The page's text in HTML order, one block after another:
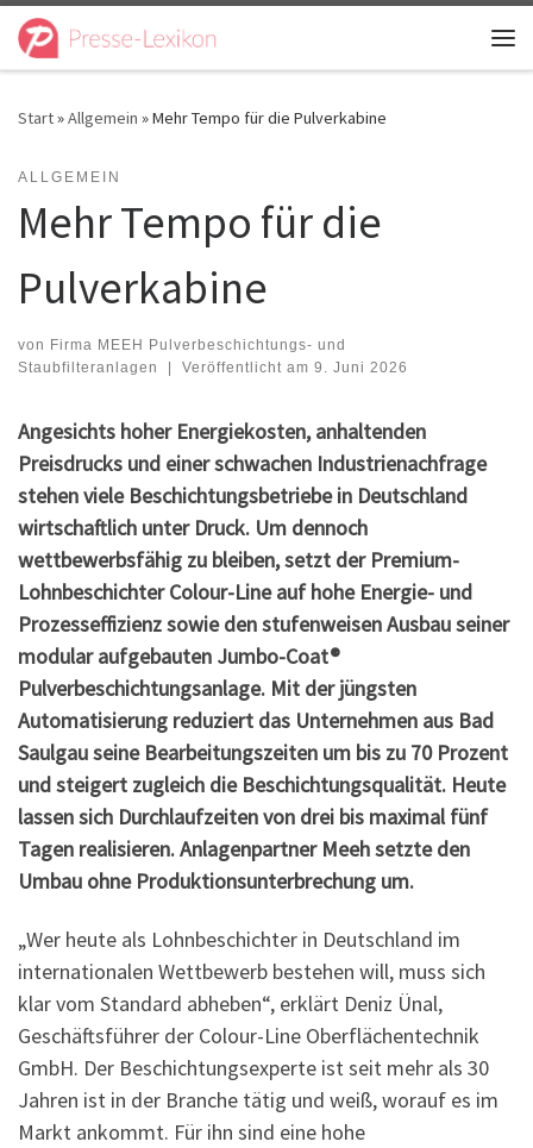
Zum Inhalt springen
Start»Allgemein »Mehr Tempo für die Pulverkabine
ALLGEMEIN
Mehr Tempo für die
Pulverkabine
von Firma MEEH Pulverbeschichtungs- und
Staubfilteranlagen
| Veröffentlicht am 9. Juni 2026
Angesichts hoher Energiekosten, anhaltenden
Preisdrucks und einer schwachen Industrienachfrage
stehen viele Beschichtungsbetriebe in Deutschland
wirtschaftlich unter Druck. Um dennoch
wettbewerbsfähig zu bleiben, setzt der Premium-
Lohnbeschichter Colour-Line auf hohe Energie- und
Prozesseffizienz sowie den stufenweisen Ausbau seiner
modular aufgebauten Jumbo-Coat®
Pulverbeschichtungsanlage. Mit der jüngsten
Automatisierung reduziert das Unternehmen aus Bad
Saulgau seine Bearbeitungszeiten um bis zu 70 Prozent
und steigert zugleich die Beschichtungsqualität. Heute
lassen sich Durchlaufzeiten von drei bis maximal fünf
Tagen realisieren. Anlagenpartner Meeh setzte den
Umbau ohne Produktionsunterbrechung um.
„Wer heute als Lohnbeschichter in Deutschland im
internationalen Wettbewerb bestehen will, muss sich
klar vom Standard abheben“, erklärt Deniz Ünal,
Geschäftsführer der Colour-Line Oberflächentechnik
GmbH. Der Beschichtungsexperte ist seit mehr als 30
Jahren ist in der Branche tätig und weiß, worauf es im
Markt ankommt. Für ihn sind eine hohe